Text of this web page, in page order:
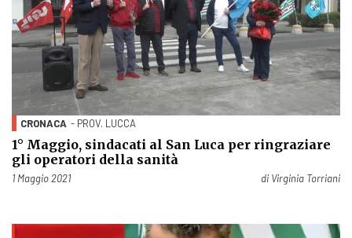
CRONACA - PROV. LUCCA
1° Maggio, sindacati al San Luca per ringraziare
gli operatori della sanità
Pubblicato il
1 Maggio 2021 di Virginia Torriani